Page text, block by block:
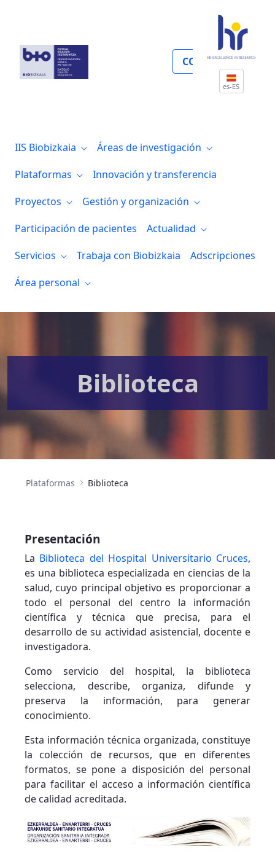
COLABORA
es-ES
IIS Biobizkaia
Áreas de investigación
Plataformas
Innovación y transferencia
Proyectos
Gestión y organización
Participación de pacientes
Actualidad
Servicios
Trabaja con Biobizkaia
Adscripciones
Área personal
Biblioteca
Plataformas Biblioteca
Presentación
La Biblioteca del Hospital Universitario Cruces,
es una biblioteca especializada en ciencias de la
salud, cuyo principal objetivo es proporcionar a
todo el personal del centro la información
científica y técnica que precisa, para el
desarrollo de su actividad asistencial, docente e
investigadora.
Como servicio del hospital, la biblioteca
selecciona, describe, organiza, difunde y
preserva la información, para generar
conocimiento.
Esta información técnica organizada, constituye
la colección de recursos, que en diferentes
formatos, se pone a disposición del personal
para facilitar el acceso a información científica
de calidad acreditada.